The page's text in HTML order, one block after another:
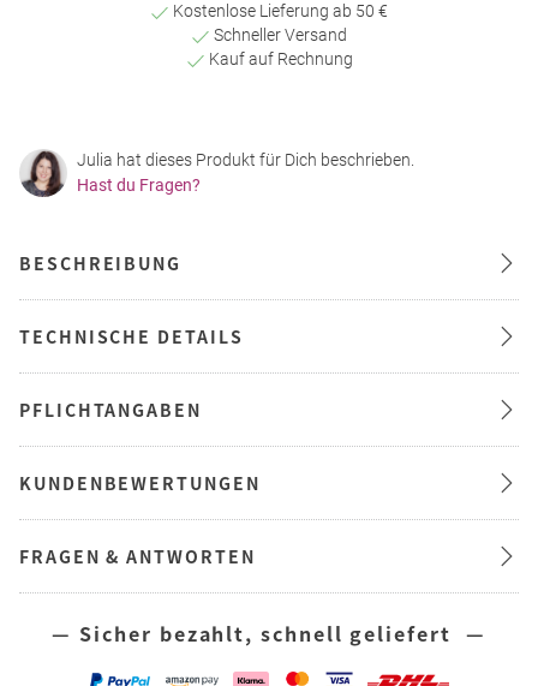
Kostenlose Lieferung ab 50 €
Schneller Versand
Kauf auf Rechnung
Julia hat dieses Produkt für Dich beschrieben.
Hast du Fragen?
BESCHREIBUNG
TECHNISCHE DETAILS
PFLICHTANGABEN
KUNDENBEWERTUNGEN
FRAGEN & ANTWORTEN
— Sicher bezahlt, schnell geliefert —